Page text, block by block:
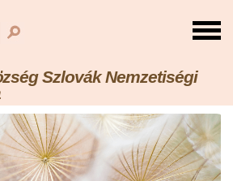
Szlovák Nemzetiségi